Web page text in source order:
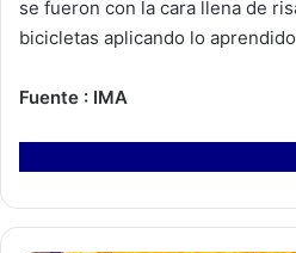
se fueron con la cara llena de
bicicletas aplicando lo
Fuente : IMA